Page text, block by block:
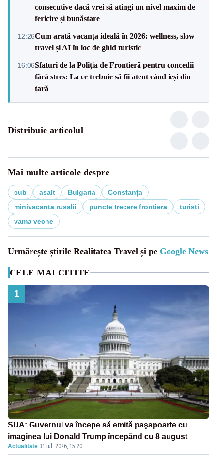
consecutive dacă vrei să atingi un nivel maxim de
fericire și bunăstare
12:26Cum arată vacanța ideală în 2026: wellness, slow
travel și AI în loc de ghid turistic
16:06Sfaturi de la Poliția de Frontieră pentru concedii
fără stres: La ce trebuie să fii atent când ieși din
țară
Distribuie articolul
Mai multe articole despre
cub asalt Bulgaria
Constanța
minivacanta rusalii
puncte trecere frontiera
turisti
vama veche
Urmărește știrile Realitatea Travel și pe Google News
CELE MAI CITITE
1
SUA: Guvernul va începe să emită paşapoarte cu
imaginea lui Donald Trump începând cu 8 august
Actualitate·31 iul. 2026, 15:20